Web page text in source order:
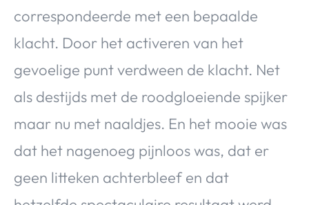
correspondeerde met een bepaalde
klacht. Door het activeren van het
gevoelige punt verdween de klacht. Net
als destijds met de roodgloeiende spijker
maar nu met naaldjes. En het mooie was
dat het nagenoeg pijnloos was, dat er
geen litteken achterbleef en dat